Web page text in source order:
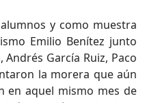
y como muestra
Emilio Benítez junto
García Ruiz, Paco
la morera que aún
en aquel mismo mes de